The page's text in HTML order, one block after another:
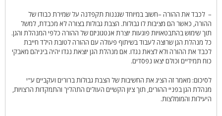
– לכבד את ההורה –חשוב במיוחד שגננות תקפדנה על שמירת כבודו של
ההורה, כאשר הם מציבות לו גבולות. הצבת גבולות בצורה לא מכבדת, למשל
תוך שימוש בהתבטאויות פוגעות יוצרת אנטגוניזם של ההורה כלפי המנהלת והגן.
כל מנהלת הגן שרוצה לעבוד בשיתוף פעולה עם ההורה לטובת הילד חייבת
לכבד את ההורה ולא לצאת נגדו. אם מנהלת הגן יוצאת נגדו יהיה ביניהם מאבקי
כוח תמידיים וכולם יצאו נפסדים.
לסיכום: מאמר זה הציג את החשיבות של הצבת גבולות ברורים ועקביים ע"י
מנהלת הגן בפניי ההורים, תוך ציון הקשיים העולים התהליך והתמקדות הרצויות,
היעילות והמומלצות.